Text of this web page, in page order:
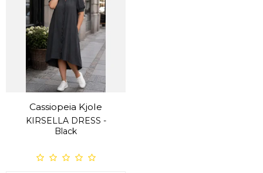
Cassiopeia Kjole
KIRSELLA DRESS -
Black